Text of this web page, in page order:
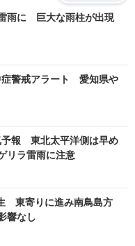
雨に 巨大な雨柱が出現
症警戒アラート 愛知県や
予報 東北太平洋側は早め
リラ雷雨に注意
東寄りに進み南鳥島方
響なし